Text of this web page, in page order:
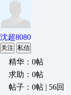
沈超8080
关注 私信
精华：0帖
求助：0帖
帖子：0帖 | 56回